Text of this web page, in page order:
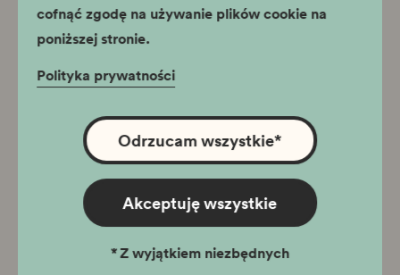
cofnąć zgodę na używanie plików cookie na
poniższej stronie.
Polityka prywatności
Odrzucam wszystkie*
Akceptuję wszystkie
*Z wyjątkiem niezbędnych